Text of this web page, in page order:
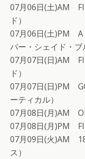
07月06日(土)AM
ド）
07月06日(土)PM A
パー・シェイド・ブ
07月07日(日)AM
ド）
07月07日(日)PM
ーティカル）
07月08日(月)AM
07月08日(月)PM
07月09日(火)AM
ス）